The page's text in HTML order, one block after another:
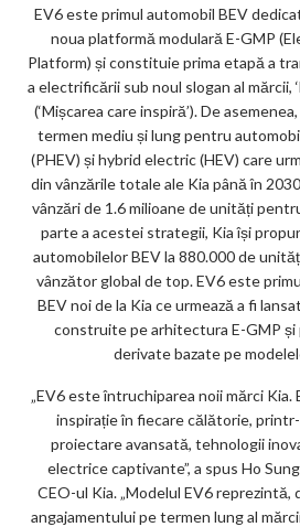
EV6 este primul automobil BEV
noua platformă modulară E-GMP
Platform) și constituie prima etapă a
a electrificării sub noul slogan al mărcii,
(‘Mișcarea care inspiră’). De
termen mediu și lung pentru
(PHEV) și hybrid electric (HEV) care
din vânzările totale ale Kia până în
vânzări de 1.6 milioane de unități
parte a acestei strategii, Kia își
automobilelor BEV la 880.000 de
vânzător global de top. EV6 este
BEV noi de la Kia ce urmează a fi
construite pe arhitectura E-GMP și
derivate bazate pe
„EV6 este întruchiparea noii mărci
inspirație în fiecare călătorie,
proiectare avansată, tehnologii
electrice captivante”, a spus Ho
CEO-ul Kia. „Modelul EV6 reprezintă,
angajamentului pe termen lung al